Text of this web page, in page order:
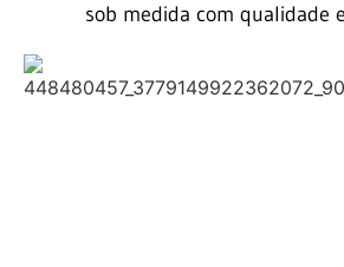
sob medida com qualidade